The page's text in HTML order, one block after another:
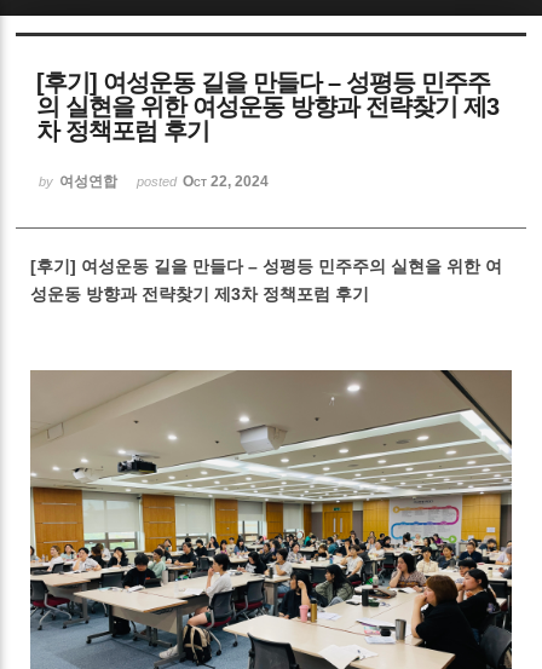
[후기] 여성운동 길을 만들다 – 성평등 민주주
의 실현을 위한 여성운동 방향과 전략찾기 제3
차 정책포럼 후기
by 여성연합 posted Oct 22, 2024
[후기] 여성운동 길을 만들다 – 성평등 민주주의 실현을 위한 여
성운동 방향과 전략찾기 제3차 정책포럼 후기
Sketchbook5, 스케치북5
Sketchbook5, 스케치북5